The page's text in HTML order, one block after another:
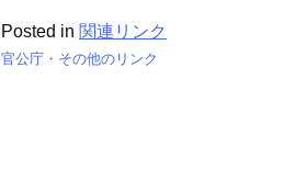
Posted in 関連リンク
官公庁・その他のリンク